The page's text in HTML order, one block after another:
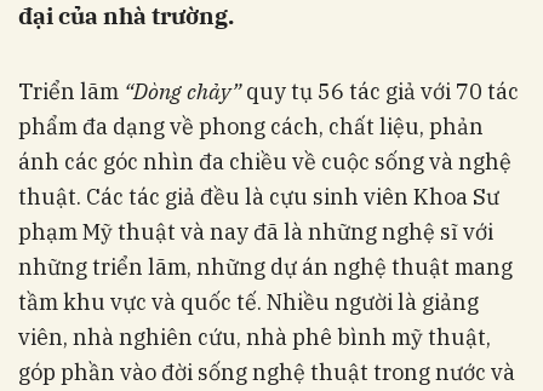
đại của nhà trường.
Triển lãm “Dòng chảy”quy tụ 56 tác giả với 70 tác
phẩm đa dạng về phong cách, chất liệu, phản
ánh các góc nhìn đa chiều về cuộc sống và nghệ
thuật. Các tác giả đều là cựu sinh viên Khoa Sư
phạm Mỹ thuật và nay đã là những nghệ sĩ với
những triển lãm, những dự án nghệ thuật mang
tầm khu vực và quốc tế. Nhiều người là giảng
viên, nhà nghiên cứu, nhà phê bình mỹ thuật,
góp phần vào đời sống nghệ thuật trong nước và